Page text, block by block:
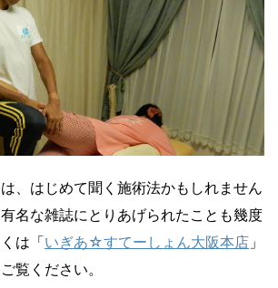
は、はじめて聞く施術法かもしれません
名な雑誌にとりあげられたことも幾度
は「いぎあ☆すてーしょん大阪本店 」
覧ください。